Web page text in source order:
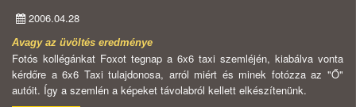
2006.04.28
Avagy az üvöltés eredménye
Fotós kollégánkat Foxot tegnap a 6x6 taxi szemléjén, kiabálva vonta
kérdőre a 6x6 Taxi tulajdonosa, arról miért és minek fotózza az "Ő"
autóit. Így a szemlén a képeket távolabról kellett elkészítenünk.